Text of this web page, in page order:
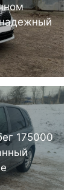
175000